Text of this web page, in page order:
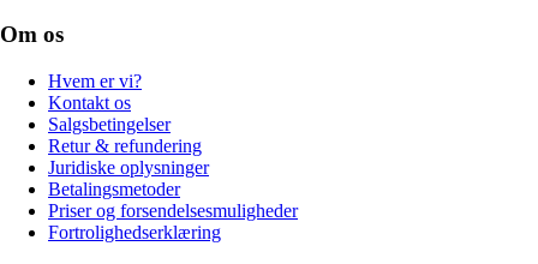
Om os
Hvem er vi?
Kontakt os
Salgsbetingelser
Retur & refundering
Juridiske oplysninger
Betalingsmetoder
Priser og forsendelsesmuligheder
Fortrolighedserklæring